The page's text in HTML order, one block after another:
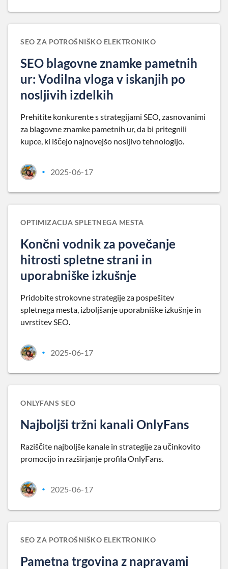
SEO ZA POTROŠNIŠKO ELEKTRONIKO
SEO blagovne znamke pametnih
ur: Vodilna vloga v iskanjih po
nosljivih izdelkih
Prehitite konkurente s strategijami SEO, zasnovanimi
za blagovne znamke pametnih ur, da bi pritegnili
kupce, ki iščejo najnovejšo nosljivo tehnologijo.
• 2025-06-17
OPTIMIZACIJA SPLETNEGA MESTA
Končni vodnik za povečanje
hitrosti spletne strani in
uporabniške izkušnje
Pridobite strokovne strategije za pospešitev
spletnega mesta, izboljšanje uporabniške izkušnje in
uvrstitev SEO.
• 2025-06-17
ONLYFANS SEO
Najboljši tržni kanali OnlyFans
Raziščite najboljše kanale in strategije za učinkovito
promocijo in razširjanje profila OnlyFans.
• 2025-06-17
SEO ZA POTROŠNIŠKO ELEKTRONIKO
Pametna trgovina z napravami